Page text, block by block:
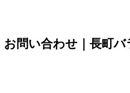
お問い合わせ｜長町